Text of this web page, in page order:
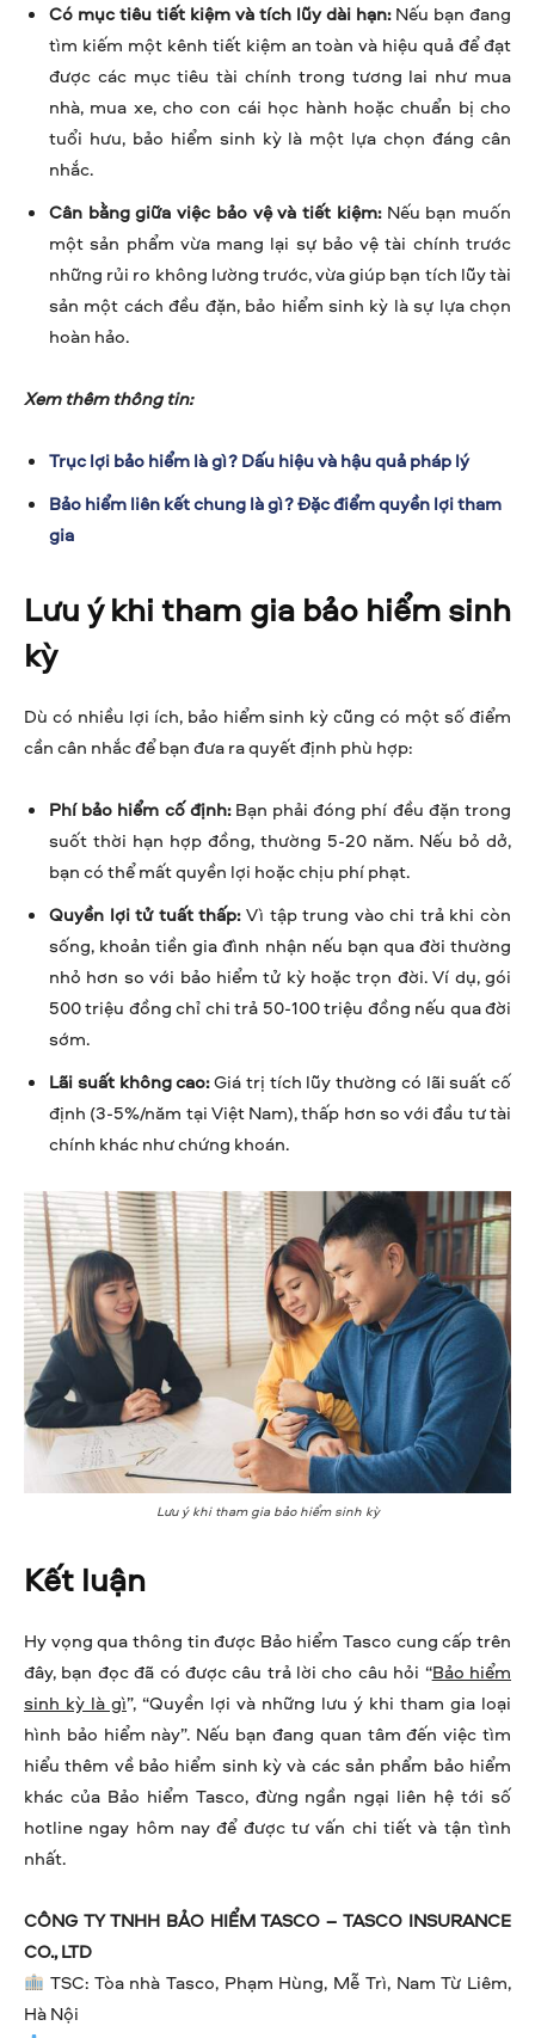
Có mục tiêu tiết kiệm và tích lũy dài hạn:Nếu bạn đang
tìm kiếm một kênh tiết kiệm an toàn và hiệu quả để đạt
được các mục tiêu tài chính trong tương lai như mua
nhà, mua xe, cho con cái học hành hoặc chuẩn bị cho
tuổi hưu, bảo hiểm sinh kỳ là một lựa chọn đáng cân
nhắc.
Cân bằng giữa việc bảo vệ và tiết kiệm:Nếu bạn muốn
một sản phẩm vừa mang lại sự bảo vệ tài chính trước
những rủi ro không lường trước, vừa giúp bạn tích lũy tài
sản một cách đều đặn, bảo hiểm sinh kỳ là sự lựa chọn
hoàn hảo.
Xem thêm thông tin:
Trục lợi bảo hiểm là gì? Dấu hiệu và hậu quả pháp lý
Bảo hiểm liên kết chung là gì? Đặc điểm quyền lợi tham
gia
Lưu ý khi tham gia bảo hiểm sinh
kỳ
Dù có nhiều lợi ích, bảo hiểm sinh kỳ cũng có một số điểm
cần cân nhắc để bạn đưa ra quyết định phù hợp:
Phí bảo hiểm cố định:Bạn phải đóng phí đều đặn trong
suốt thời hạn hợp đồng, thường 5-20 năm. Nếu bỏ dở,
bạn có thể mất quyền lợi hoặc chịu phí phạt.
Quyền lợi tử tuất thấp:Vì tập trung vào chi trả khi còn
sống, khoản tiền gia đình nhận nếu bạn qua đời thường
nhỏ hơn so với bảo hiểm tử kỳ hoặc trọn đời. Ví dụ, gói
500 triệu đồng chỉ chi trả 50-100 triệu đồng nếu qua đời
sớm.
Lãi suất không cao:Giá trị tích lũy thường có lãi suất cố
định (3-5%/năm tại Việt Nam), thấp hơn so với đầu tư tài
chính khác như chứng khoán.
Lưu ý khi tham gia bảo hiểm sinh kỳ
Kết luận
Hy vọng qua thông tin được Bảo hiểm Tasco cung cấp trên
đây, bạn đọc đã có được câu trả lời cho câu hỏi “Bảo hiểm
sinh kỳ là gì”, “Quyền lợi và những lưu ý khi tham gia loại
hình bảo hiểm này”. Nếu bạn đang quan tâm đến việc tìm
hiểu thêm về bảo hiểm sinh kỳ và các sản phẩm bảo hiểm
khác của Bảo hiểm Tasco, đừng ngần ngại liên hệ tới số
hotline ngay hôm nay để được tư vấn chi tiết và tận tình
nhất.
CÔNG TY TNHH BẢO HIỂM TASCO – TASCO INSURANCE
CO., LTD
TSC: Tòa nhà Tasco, Phạm Hùng, Mễ Trì, Nam Từ Liêm,
Hà Nội